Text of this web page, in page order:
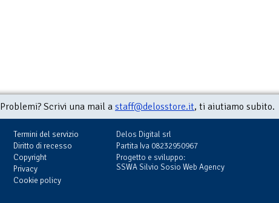
Problemi? Scrivi una mail a staff@delosstore.it, ti aiutiamo subito.
Termini del servizio
Diritto di recesso
Copyright
Privacy
Cookie policy
Delos Digital srl
Partita Iva 08232950967
Progetto e sviluppo:
SSWA Silvio Sosio Web Agency